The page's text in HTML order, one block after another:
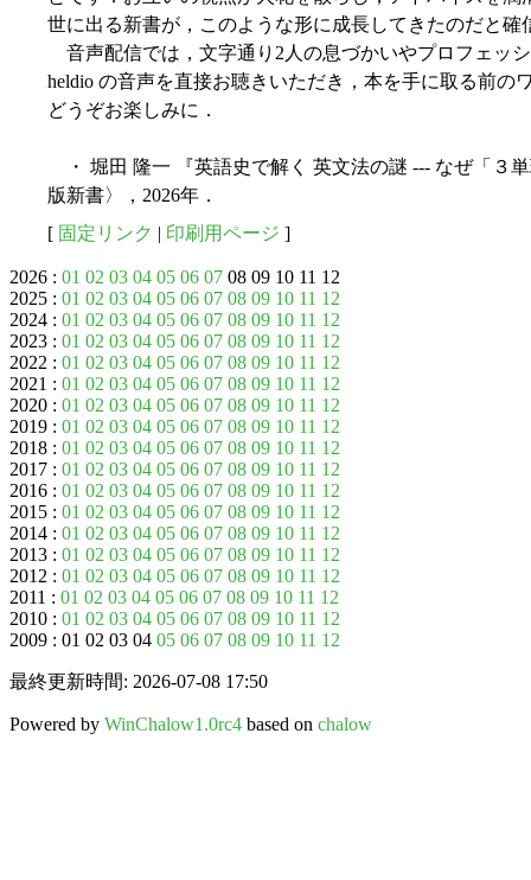
世に出る新書が，このような形に成長してきたのだと確
音声配信では，文字通り2人の息づかいやプロフェッ
heldio の音声を直接お聴きいただき，本を手に取る前の
どうぞお楽しみに．
・ 堀田 隆一 『英語史で解く 英文法の謎 --- なぜ「３
版新書〉，2026年．
[ 固定リンク | 印刷用ページ ]
2026 : 01 02 03 04 05 06 07 08 09 10 11 12
2025 : 01 02 03 04 05 06 07 08 09 10 11 12
2024 : 01 02 03 04 05 06 07 08 09 10 11 12
2023 : 01 02 03 04 05 06 07 08 09 10 11 12
2022 : 01 02 03 04 05 06 07 08 09 10 11 12
2021 : 01 02 03 04 05 06 07 08 09 10 11 12
2020 : 01 02 03 04 05 06 07 08 09 10 11 12
2019 : 01 02 03 04 05 06 07 08 09 10 11 12
2018 : 01 02 03 04 05 06 07 08 09 10 11 12
2017 : 01 02 03 04 05 06 07 08 09 10 11 12
2016 : 01 02 03 04 05 06 07 08 09 10 11 12
2015 : 01 02 03 04 05 06 07 08 09 10 11 12
2014 : 01 02 03 04 05 06 07 08 09 10 11 12
2013 : 01 02 03 04 05 06 07 08 09 10 11 12
2012 : 01 02 03 04 05 06 07 08 09 10 11 12
2011 : 01 02 03 04 05 06 07 08 09 10 11 12
2010 : 01 02 03 04 05 06 07 08 09 10 11 12
2009 : 01 02 03 04 05 06 07 08 09 10 11 12
最終更新時間: 2026-07-08 17:50
Powered by WinChalow1.0rc4 based on chalow